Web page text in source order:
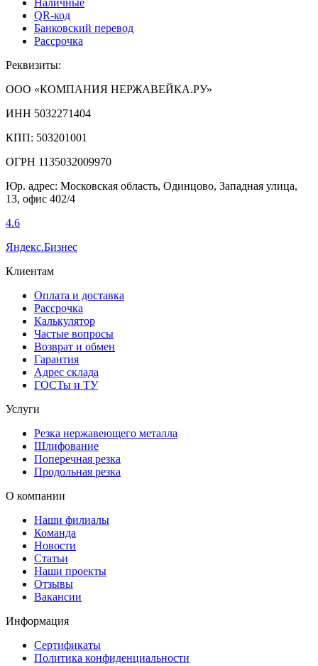
Наличные
QR-код
Банковский перевод
Рассрочка
Реквизиты:
ООО «КОМПАНИЯ НЕРЖАВЕЙКА.РУ»
ИНН 5032271404
КПП: 503201001
ОГРН 1135032009970
Юр. адрес: Московская область, Одинцово, Западная улица,
13, офис 402/4
4.6
Яндекс.Бизнес
Клиентам
Оплата и доставка
Рассрочка
Калькулятор
Частые вопросы
Возврат и обмен
Гарантия
Адрес склада
ГОСТы и ТУ
Услуги
Резка нержавеющего металла
Шлифование
Поперечная резка
Продольная резка
О компании
Наши филиалы
Команда
Новости
Статьи
Наши проекты
Отзывы
Вакансии
Информация
Сертификаты
Политика конфиденциальности